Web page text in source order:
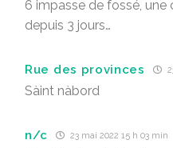
6 impasse de fossé, une
depuis 3 jours…
Rue des provinces
Sàint nàbord
n/c 23 mai 2022 15 h 03 min